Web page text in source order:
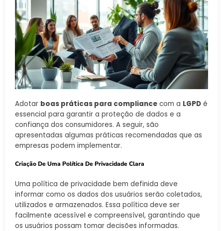
Adotar boas práticas para compliance com a LGPD é
essencial para garantir a proteção de dados e a
confiança dos consumidores. A seguir, são
apresentadas algumas práticas recomendadas que as
empresas podem implementar.
Criação De Uma Política De Privacidade Clara
Uma política de privacidade bem definida deve
informar como os dados dos usuários serão coletados,
utilizados e armazenados. Essa política deve ser
facilmente acessível e compreensível, garantindo que
os usuários possam tomar decisões informadas.